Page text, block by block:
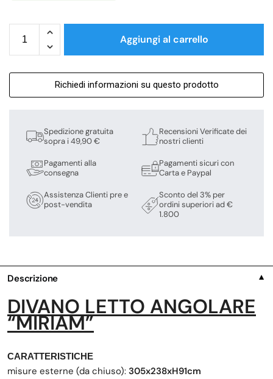
Aggiungi al carrello
Richiedi informazioni su questo prodotto
Spedizione gratuita
sopra i 49,90 €
Pagamenti alla
consegna
Assistenza Clienti pre e
post-vendita
Recensioni Verificate dei
nostri clienti
Pagamenti sicuri con
Carta e Paypal
Sconto del 3% per
ordini superiori ad €
1.800
Descrizione ▼
DIVANO LETTO ANGOLARE
“MIRIAM”
CARATTERISTICHE
misure esterne (da chiuso): 305x238xH91cm